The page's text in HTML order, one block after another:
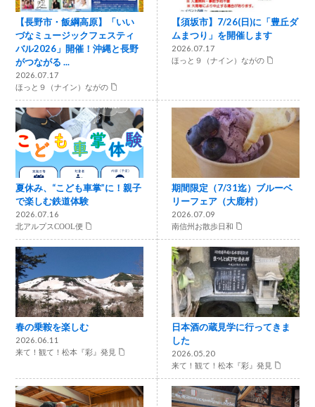
【長野市・飯綱高原】「いい
づなミュージックフェスティ
バル2026」開催！沖縄と長野
がつながる ...
2026.07.17
ほっと９（ナイン）ながの
【須坂市】7/26(日)に「豊丘ダ
ムまつり」を開催します
2026.07.17
ほっと９（ナイン）ながの
夏休み、“こども車掌”に！親子
で楽しむ鉄道体験
2026.07.16
北アルプスCOOL便
期間限定（7/31迄）ブルーベ
リーフェア（大鹿村）
2026.07.09
南信州お散歩日和
春の乗鞍を楽しむ
2026.06.11
来て！観て！松本『彩』発見
日本酒の蔵見学に行ってきま
した
2026.05.20
来て！観て！松本『彩』発見